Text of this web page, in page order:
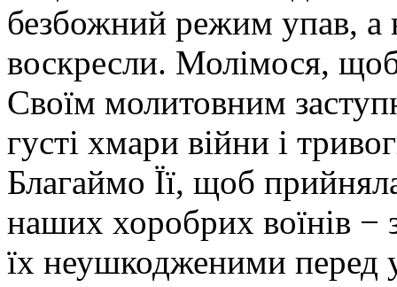
безбожний режим упав,
воскресли. Молімося,
Своїм молитовним
густі хмари війни і
Благаймо Її, щоб
наших хоробрих воїнів −
їх неушкодженими перед